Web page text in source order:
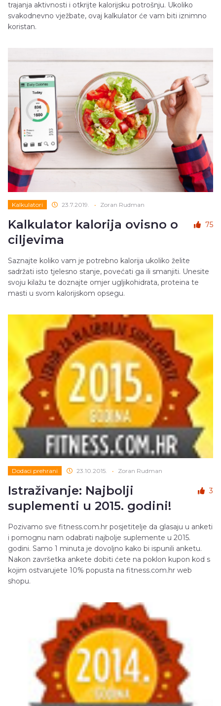
trajanja aktivnosti i otkrijte kalorijsku potrošnju. Ukoliko
svakodnevno vježbate, ovaj kalkulator će vam biti iznimno
koristan.
Kalkulatori 23.7.2019. • Zoran Rudman
Kalkulator kalorija ovisno o
ciljevima
75
Saznajte koliko vam je potrebno kalorija ukoliko želite
sadržati isto tjelesno stanje, povećati ga ili smanjiti. Unesite
svoju kilažu te doznajte omjer ugljikohidrata, proteina te
masti u svom kalorijskom opsegu.
Dodaci prehrani 23.10.2015. • Zoran Rudman
Istraživanje: Najbolji
suplementi u 2015. godini!
3
Pozivamo sve fitness.com.hr posjetitelje da glasaju u anketi
i pomognu nam odabrati najbolje suplemente u 2015.
godini. Samo 1 minuta je dovoljno kako bi ispunili anketu.
Nakon završetka ankete dobiti ćete na poklon kupon kod s
kojim ostvarujete 10% popusta na fitness.com.hr web
shopu.